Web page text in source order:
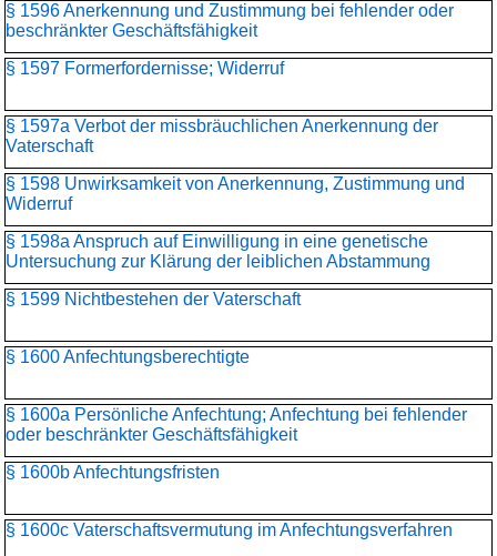
§ 1596 Anerkennung und Zustimmung bei fehlender oder
beschränkter Geschäftsfähigkeit
§ 1597 Formerfordernisse; Widerruf
§ 1597a Verbot der missbräuchlichen Anerkennung der
Vaterschaft
§ 1598 Unwirksamkeit von Anerkennung, Zustimmung und
Widerruf
§ 1598a Anspruch auf Einwilligung in eine genetische
Untersuchung zur Klärung der leiblichen Abstammung
§ 1599 Nichtbestehen der Vaterschaft
§ 1600 Anfechtungsberechtigte
§ 1600a Persönliche Anfechtung; Anfechtung bei fehlender
oder beschränkter Geschäftsfähigkeit
§ 1600b Anfechtungsfristen
§ 1600c Vaterschaftsvermutung im Anfechtungsverfahren